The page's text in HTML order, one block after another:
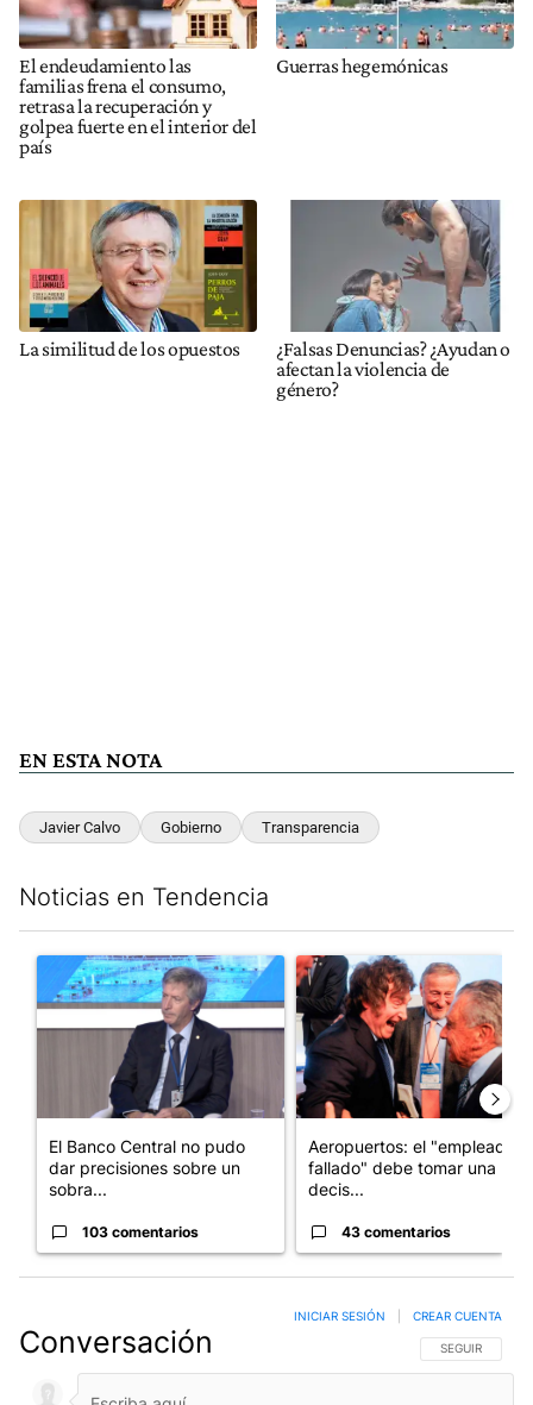
El endeudamiento las
familias frena el consumo,
retrasa la recuperación y
golpea fuerte en el interior del
país
Guerras hegemónicas
La similitud de los opuestos
¿Falsas Denuncias? ¿Ayudan o
afectan la violencia de
género?
EN ESTA NOTA
Javier Calvo Gobierno Transparencia
Noticias en Tendencia
Un artículo de tendencia con el título "El Banco Central no
El Banco Central no pudo
dar precisiones sobre un
sobra...
103 comentarios
Un artículo de tendencia con
Aeropuertos: el "empleado
fallado" debe tomar una
decis...
43 comentarios
Conversación SIGA ESTA
SEGUIR
INICIAR SESIÓN CREAR CUENTA